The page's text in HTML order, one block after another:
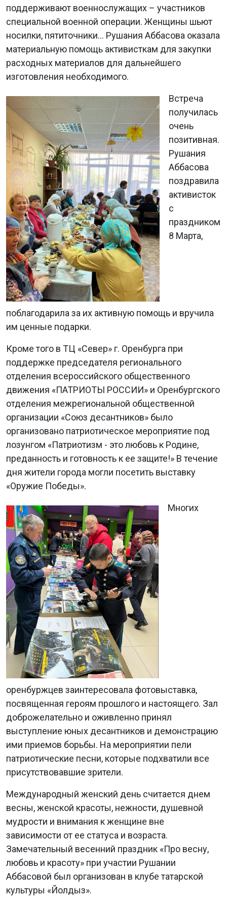
поддерживают военнослужащих – участников
специальной военной операции. Женщины шьют
носилки, пятиточники… Рушания Аббасова оказала
материальную помощь активисткам для закупки
расходных материалов для дальнейшего
изготовления необходимого.
Встреча
получилась
очень
позитивная.
Рушания
Аббасова
поздравила
активисток
с
праздником
8 Марта,
поблагодарила за их активную помощь и вручила
им ценные подарки.
Кроме того в ТЦ «Север» г. Оренбурга при
поддержке председателя регионального
отделения всероссийского общественного
движения «ПАТРИОТЫ РОССИИ» и Оренбургского
отделения межрегиональной общественной
организации «Союз десантников» было
организовано патриотическое мероприятие под
лозунгом «Патриотизм - это любовь к Родине,
преданность и готовность к ее защите!» В течение
дня жители города могли посетить выставку
«Оружие Победы».
Многих
оренбуржцев заинтересовала фотовыставка,
посвященная героям прошлого и настоящего. Зал
доброжелательно и оживленно принял
выступление юных десантников и демонстрацию
ими приемов борьбы. На мероприятии пели
патриотические песни, которые подхватили все
присутствовавшие зрители.
Международный женский день считается днем
весны, женской красоты, нежности, душевной
мудрости и внимания к женщине вне
зависимости от ее статуса и возраста.
Замечательный весенний праздник «Про весну,
любовь и красоту» при участии Рушании
Аббасовой был организован в клубе татарской
культуры «Йолдыз».